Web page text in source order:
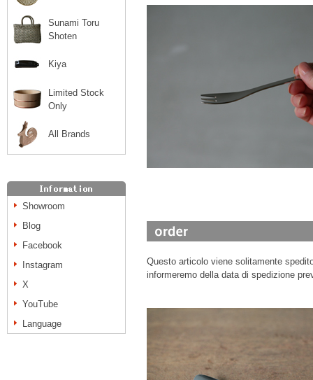
Sunami Toru
Shoten
Kiya
Limited Stock
Only
All Brands
Showroom
Blog
Facebook
Instagram
X
YouTube
Language
Questo articolo viene solitamente
informeremo della data di spedizione